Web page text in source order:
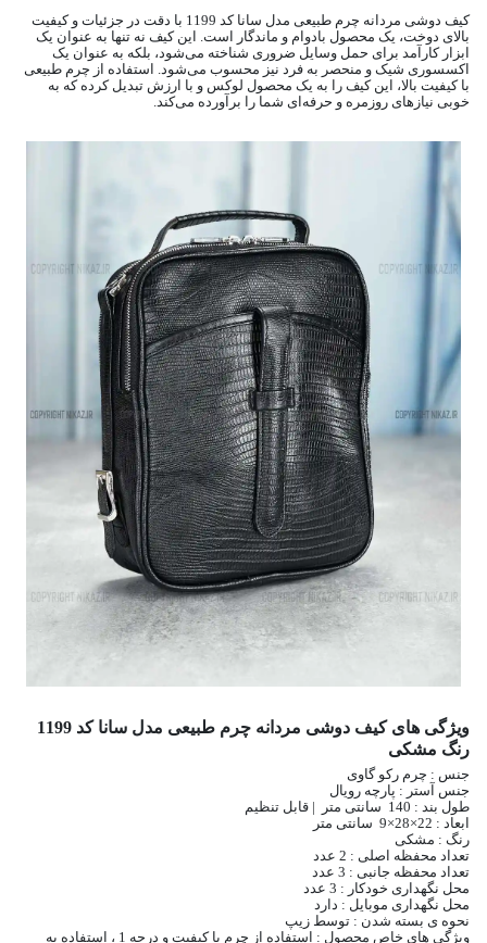
کیف دوشی مردانه چرم طبیعی مدل سانا کد 1199 با دقت در جزئیات و کیفیت
بالای دوخت، یک محصول بادوام و ماندگار است. این کیف نه تنها به عنوان یک
ابزار کارآمد برای حمل وسایل ضروری شناخته می‌شود، بلکه به عنوان یک
اکسسوری شیک و منحصر به فرد نیز محسوب می‌شود. استفاده از چرم طبیعی
با کیفیت بالا، این کیف را به یک محصول لوکس و با ارزش تبدیل کرده که به
خوبی نیازهای روزمره و حرفه‌ای شما را برآورده می‌کند.
ویژگی های کیف دوشی مردانه چرم طبیعی مدل سانا کد 1199
رنگ مشکی
جنس : چرم رکو گاوی
جنس آستر : پارچه رویال
طول بند : 140 سانتی متر | قابل تنظیم
ابعاد : 22×28×9 سانتی متر
رنگ : مشکی
تعداد محفظه اصلی : 2 عدد
تعداد محفظه جانبی : 3 عدد
محل نگهداری خودکار : 3 عدد
محل نگهداری موبایل : دارد
نحوه ی بسته شدن : توسط زیپ
ویژگی های خاص محصول : استفاده از چرم با کیفیت و درجه 1 ، استفاده به